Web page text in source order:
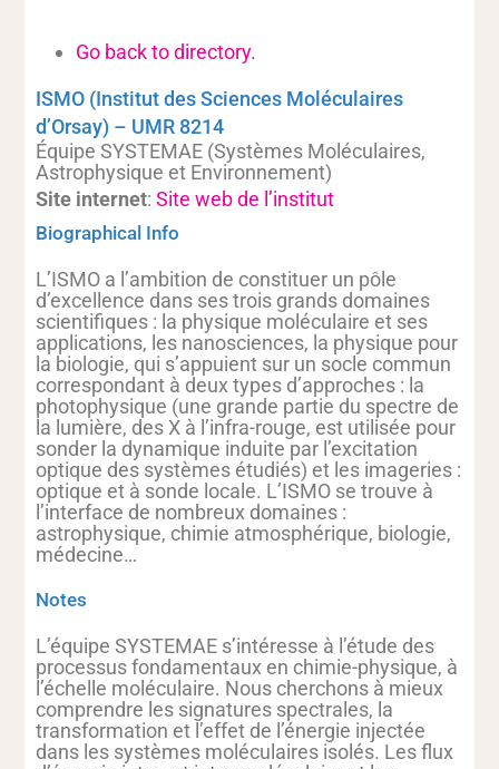
Go back to directory.
ISMO (Institut des Sciences Moléculaires
d’Orsay) – UMR 8214
Équipe SYSTEMAE (Systèmes Moléculaires,
Astrophysique et Environnement)
Site internet: Site web de l’institut
Biographical Info
L’ISMO a l’ambition de constituer un pôle
d’excellence dans ses trois grands domaines
scientifiques : la physique moléculaire et ses
applications, les nanosciences, la physique pour
la biologie, qui s’appuient sur un socle commun
correspondant à deux types d’approches : la
photophysique (une grande partie du spectre de
la lumière, des X à l’infra-rouge, est utilisée pour
sonder la dynamique induite par l’excitation
optique des systèmes étudiés) et les imageries :
optique et à sonde locale. L’ISMO se trouve à
l’interface de nombreux domaines :
astrophysique, chimie atmosphérique, biologie,
médecine…
Notes
L’équipe SYSTEMAE s’intéresse à l’étude des
processus fondamentaux en chimie-physique, à
l’échelle moléculaire. Nous cherchons à mieux
comprendre les signatures spectrales, la
transformation et l’effet de l’énergie injectée
dans les systèmes moléculaires isolés. Les flux